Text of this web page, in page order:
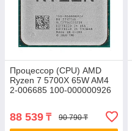
Процессор (CPU) AMD
Ryzen 7 5700X 65W AM4
2-006685 100-000000926
88 539 ₸ 90 790 ₸